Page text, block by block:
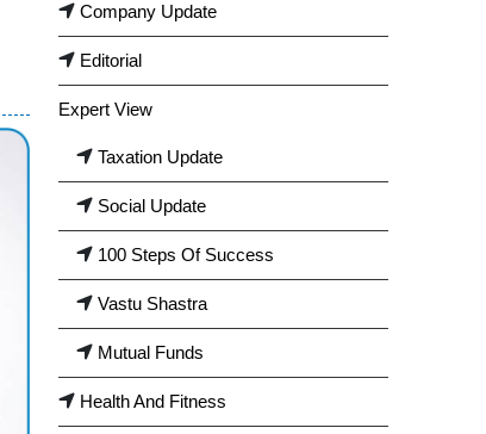
Company Update
Editorial
Expert View
Taxation Update
Social Update
100 Steps Of Success
Vastu Shastra
Mutual Funds
Health And Fitness